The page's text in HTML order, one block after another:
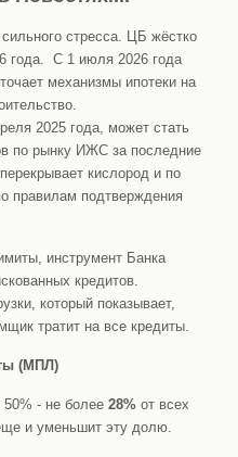
стресса. ЦБ жёстко
года. С 1 июля 2026 года
механизмы ипотеки на
2025 года, может стать
по рынку ИЖС за последние
кислород и по
правилам подтверждения
инструмент Банка
кредитов.
который показывает,
тратит на все кредиты.
(МПЛ)
- не более 28%от всех
и уменьшит эту долю.